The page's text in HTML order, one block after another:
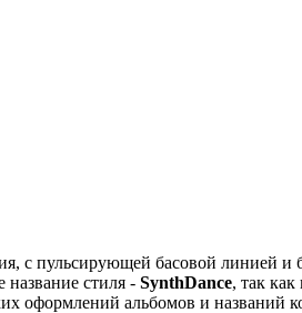
с пульсирующей басовой линией
стиля - SynthDance, так как
оформлений альбомов и названий